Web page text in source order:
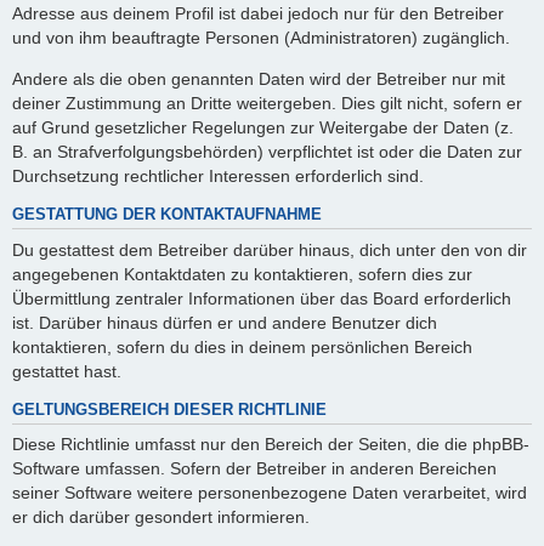
Adresse aus deinem Profil ist dabei jedoch nur für den Betreiber
und von ihm beauftragte Personen (Administratoren) zugänglich.
Andere als die oben genannten Daten wird der Betreiber nur mit
deiner Zustimmung an Dritte weitergeben. Dies gilt nicht, sofern er
auf Grund gesetzlicher Regelungen zur Weitergabe der Daten (z.
B. an Strafverfolgungsbehörden) verpflichtet ist oder die Daten zur
Durchsetzung rechtlicher Interessen erforderlich sind.
GESTATTUNG DER KONTAKTAUFNAHME
Du gestattest dem Betreiber darüber hinaus, dich unter den von dir
angegebenen Kontaktdaten zu kontaktieren, sofern dies zur
Übermittlung zentraler Informationen über das Board erforderlich
ist. Darüber hinaus dürfen er und andere Benutzer dich
kontaktieren, sofern du dies in deinem persönlichen Bereich
gestattet hast.
GELTUNGSBEREICH DIESER RICHTLINIE
Diese Richtlinie umfasst nur den Bereich der Seiten, die die phpBB-
Software umfassen. Sofern der Betreiber in anderen Bereichen
seiner Software weitere personenbezogene Daten verarbeitet, wird
er dich darüber gesondert informieren.